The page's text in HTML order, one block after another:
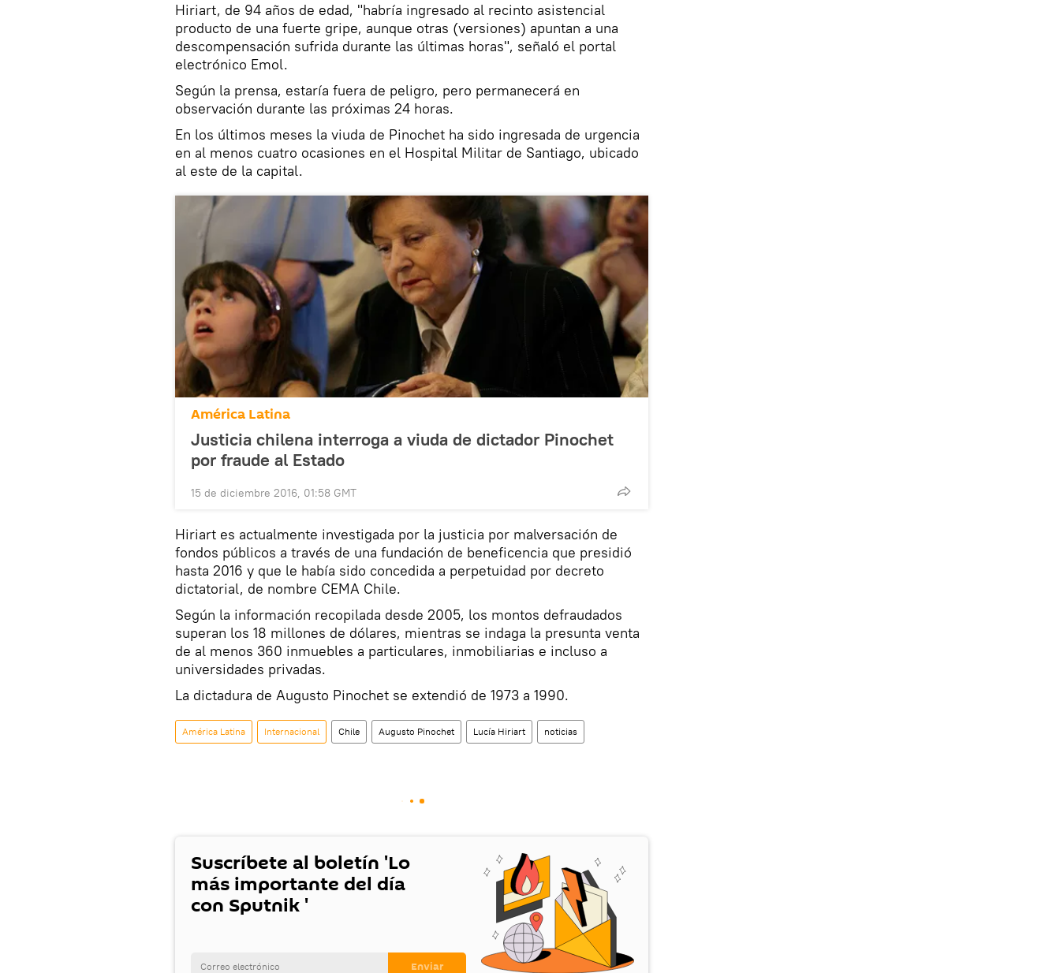
Hiriart, de 94 años de edad, "habría ingresado al recinto asistencial
producto de una fuerte gripe, aunque otras (versiones) apuntan a una
descompensación sufrida durante las últimas horas", señaló el portal
electrónico Emol.
Según la prensa, estaría fuera de peligro, pero permanecerá en
observación durante las próximas 24 horas.
En los últimos meses la viuda de Pinochet ha sido ingresada de urgencia
en al menos cuatro ocasiones en el Hospital Militar de Santiago, ubicado
al este de la capital.
América Latina
Justicia chilena interroga a viuda de dictador Pinochet
por fraude al Estado
15 de diciembre 2016, 01:58 GMT
Hiriart es actualmente investigada por la justicia por malversación de
fondos públicos a través de una fundación de beneficencia que presidió
hasta 2016 y que le había sido concedida a perpetuidad por decreto
dictatorial, de nombre CEMA Chile.
Según la información recopilada desde 2005, los montos defraudados
superan los 18 millones de dólares, mientras se indaga la presunta venta
de al menos 360 inmuebles a particulares, inmobiliarias e incluso a
universidades privadas.
La dictadura de Augusto Pinochet se extendió de 1973 a 1990.
América Latina Internacional Chile Augusto Pinochet Lucía Hiriart noticias
Suscríbete al boletín 'Lo
más importante del día
con Sputnik '